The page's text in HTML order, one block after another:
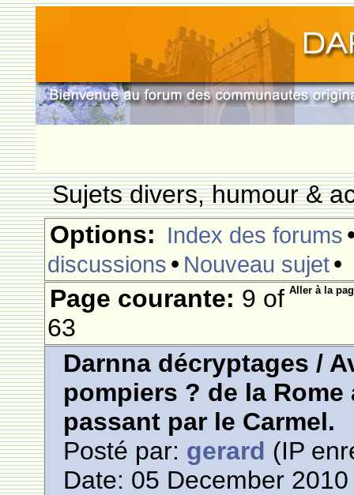
Sujets divers, humour &
Options: Index des forums
discussions • Nouveau sujet•
Aller à la
Page courante: 9 of
63
Darnna décryptages /
pompiers ? de la
passant par le Carmel.
Posté par: gerard (IP
Date: 05 December